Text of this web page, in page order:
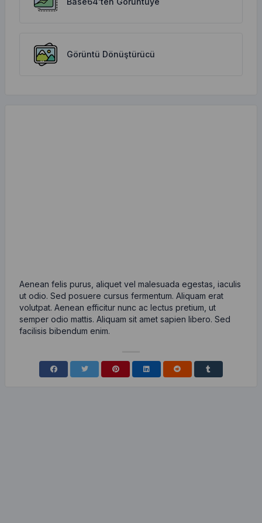
Görüntü Dönüştürücü
Aenean felis purus, aliquet vel malesuada egestas, iaculis
ut odio. Sed posuere cursus fermentum. Aliquam erat
volutpat. Aenean efficitur nunc ac lectus pretium, ut
semper odio mattis. Aliquam sit amet sapien libero. Sed
facilisis bibendum enim.